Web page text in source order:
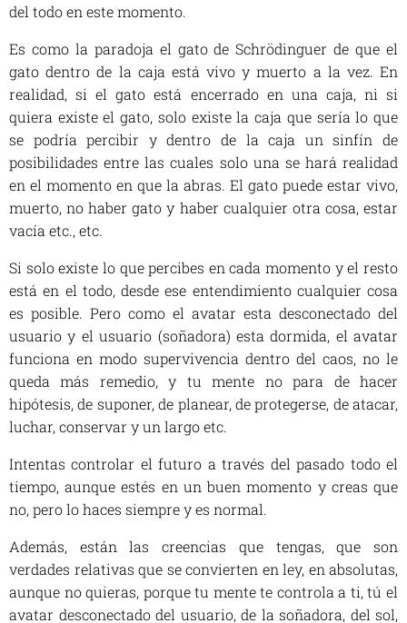
del todo en este momento.
Es como la paradoja el gato de Schrödinguer de que el
gato dentro de la caja está vivo y muerto a la vez. En
realidad, si el gato está encerrado en una caja, ni si
quiera existe el gato, solo existe la caja que sería lo que
se podría percibir y dentro de la caja un sinfín de
posibilidades entre las cuales solo una se hará realidad
en el momento en que la abras. El gato puede estar vivo,
muerto, no haber gato y haber cualquier otra cosa, estar
vacía etc., etc.
Si solo existe lo que percibes en cada momento y el resto
está en el todo, desde ese entendimiento cualquier cosa
es posible. Pero como el avatar esta desconectado del
usuario y el usuario (soñadora) esta dormida, el avatar
funciona en modo supervivencia dentro del caos, no le
queda más remedio, y tu mente no para de hacer
hipótesis, de suponer, de planear, de protegerse, de atacar,
luchar, conservar y un largo etc.
Intentas controlar el futuro a través del pasado todo el
tiempo, aunque estés en un buen momento y creas que
no, pero lo haces siempre y es normal.
Además, están las creencias que tengas, que son
verdades relativas que se convierten en ley, en absolutas,
aunque no quieras, porque tu mente te controla a ti, tú el
avatar desconectado del usuario, de la soñadora, del sol,